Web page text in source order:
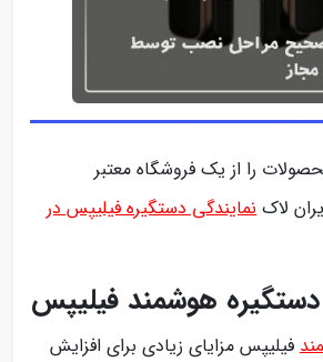
را از یک فروشگاه معتبر
لاک نمایندگی دستگیره فیلیپس در
هوشمند فیلیپس
فیلیپس مزایای زیادی برای افزایش